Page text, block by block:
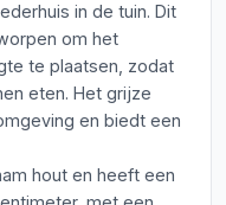
in de tuin. Dit
om het
te plaatsen, zodat
eten. Het grijze
en biedt een
hout en heeft een